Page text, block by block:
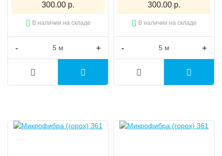
300.00 р.
В наличии на складе
- +
300.00 р.
В наличии на складе
- +